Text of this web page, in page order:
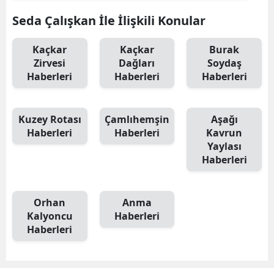
İstanbul
İzmir
Kastamonu
Kayseri
Kocaeli
Seda Çalışkan İle İlişkili Konular
Kaçkar
Zirvesi
Haberleri
Kaçkar
Dağları
Haberleri
Burak
Soydaş
Haberleri
Kuzey Rotası
Haberleri
Çamlıhemşin
Haberleri
Aşağı
Kavrun
Yaylası
Haberleri
Orhan
Kalyoncu
Haberleri
Anma
Haberleri